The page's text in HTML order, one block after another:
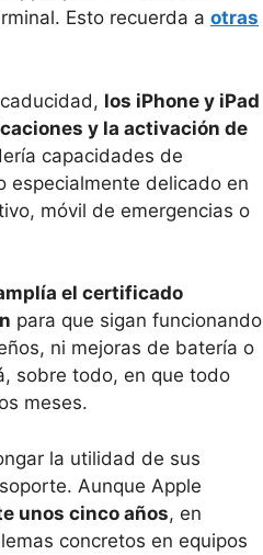
Esto recuerda a otras
los iPhone y iPad
y la activación de
capacidades de
especialmente delicado en
móvil de emergencias o
el certificado
para que sigan funcionando
ni mejoras de batería o
sobre todo, en que todo
meses.
la utilidad de sus
Aunque Apple
unos cinco años, en
concretos en equipos